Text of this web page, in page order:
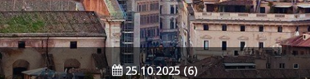
25.10.2025 (6)